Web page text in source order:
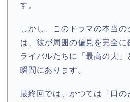
す。
しかし、このドラマの本当の
は、彼が周囲の偏見を完全に
ライバルたちに「最高の夫」
瞬間にあります。
最終回では、かつては「口の